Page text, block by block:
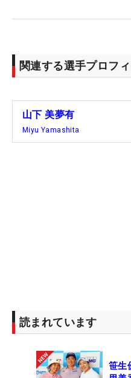
るかは分からないけれど
と、日本のゴルフ場で
プロ1年目だった20年夏
い物」と“先行投資”で
っくり過ごして、韓国に
国料理を食べたいし、日
るつもり。3季連続の女
新たな目標に向かって
関連する選手プロフ
山下 美夢有
Miyu Yamashita
読まれています
笹生